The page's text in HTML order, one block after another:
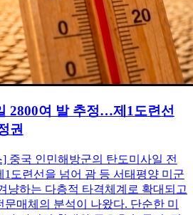
2800여 발 추정…제1도련선
권
중국 인민해방군의 탄도미사일 전
1도련선을 넘어 괌 등 서태평양 미군
냥하는 다층적 타격체계로 확대되고
매체의 분석이 나왔다. 단순한 미